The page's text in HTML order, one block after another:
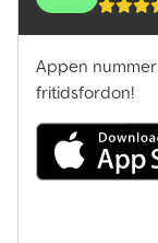
Appen
fritidsfordon!